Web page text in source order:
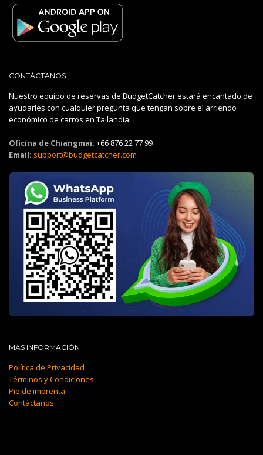
CONTÁCTANOS
Nuestro equipo de reservas de BudgetCatcher estará encantado de
ayudarles con cualquier pregunta que tengan sobre el arriendo
económico de carros en Tailandia.
Oficina de Chiangmai: +66 876 22 77 99
Email: support@budgetcatcher.com
MÁS INFORMACIÓN
Política de Privacidad
Términos y Condiciones
Pie de imprenta
Contáctanos